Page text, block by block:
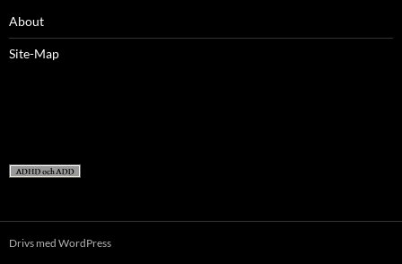
About
Site-Map
Drivs med WordPress